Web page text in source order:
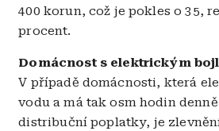
400 korun, což je pokles o 35,
procent.
Domácnost s elektrickým
V případě domácnosti, která
vodu a má tak osm hodin
distribuční poplatky, je